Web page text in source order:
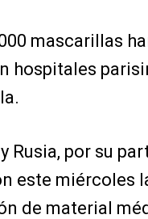
mascarillas
hospitales
Rusia, por su
este miércoles
de material